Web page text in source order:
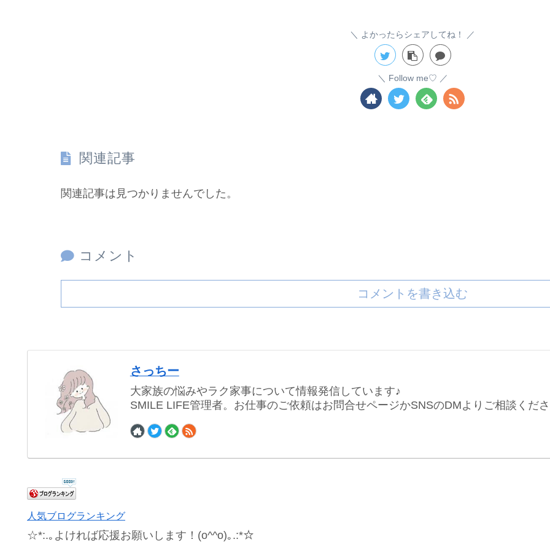
よかったらシェアしてね！
Follow me♡
関連記事
関連記事は見つかりませんでした。
コメント
コメントを書き込む
さっちー
大家族の悩みやラク家事について情報発信しています♪
SMILE LIFE管理者。お仕事のご依頼はお問合せページかSNSのDMよりご相談くだ
人気ブログランキング
☆*:.｡よければ応援お願いします！(o^^o)｡.:*☆